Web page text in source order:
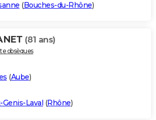
(Bouches-du-Rhône)
(81 ans)
obsèques
(Aube)
Genis-Laval (Rhône)